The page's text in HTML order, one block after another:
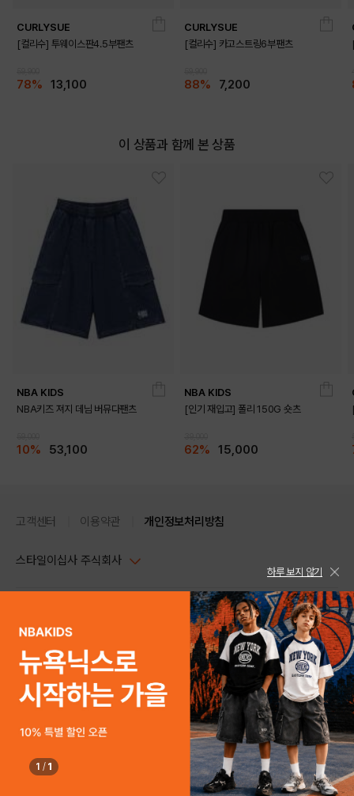
CURLYSUE
[컬리수] 투웨이스판4.5부팬츠
78% 13,100
CURLYSUE
[컬리수] 카고스트링6부팬츠
88% 7,200
이 상품과 함께 본 상품
NBA KIDS
NBA키즈 져지 데님 버뮤다팬츠
10% 53,100
NBA KIDS
[인기 재입고] 폴리 150G 숏츠
62% 15,000
구매하기
고객센터 이용약관 개인정보처리방침
스타일이십사 주식회사
주소 : 서울시 강남구 논현로 633, 6층 (논현동, 한세엠케이빌딩)
사업자등록번호 : 116-81-32499
통신판매업신고번호 : 제 2024-서울강남-04239
호스팅 서비스 : 스타일이십사㈜
고객센터 1544-5336(평일 09:00~ 18:00 토/일/공휴일 휴무)
스타일24 고객센터 1544-5336
평일 09:00~ 18:00 (토/일/공휴일 휴무)
help Email : help@style24.com
COPYRIGHTⓒ2021 STYLE24 ALL RIGHTS RESERVED.
하루 보지 않기
1 / 1